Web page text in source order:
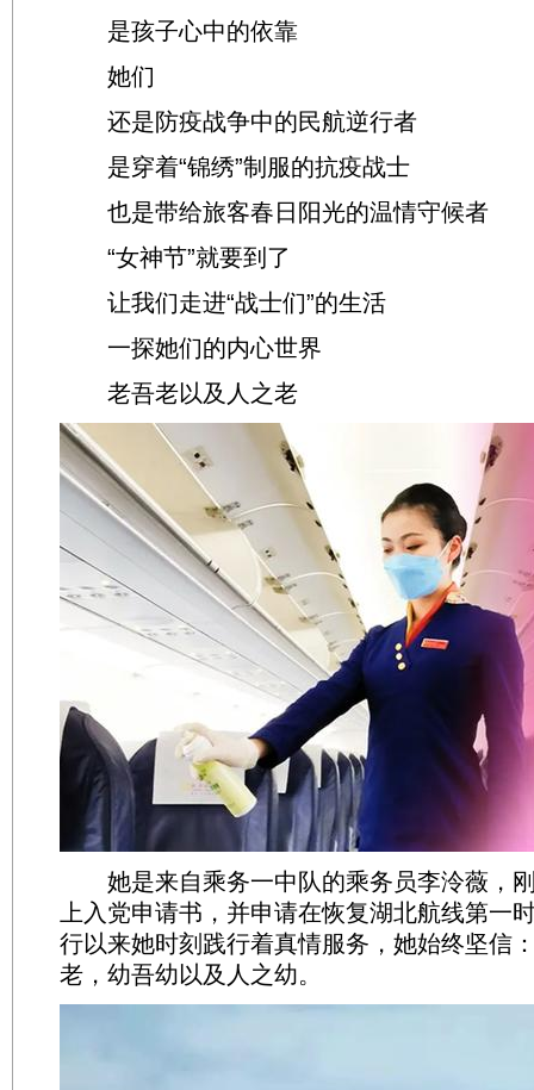
是孩子心中的依靠
她们
还是防疫战争中的民航逆行者
是穿着“锦绣”制服的抗疫战士
也是带给旅客春日阳光的温情守候者
“女神节”就要到了
让我们走进“战士们”的生活
一探她们的内心世界
老吾老以及人之老
她是来自乘务一中队的乘务员李泠薇，
上入党申请书，并申请在恢复湖北航线第一
行以来她时刻践行着真情服务，她始终坚信
老，幼吾幼以及人之幼。